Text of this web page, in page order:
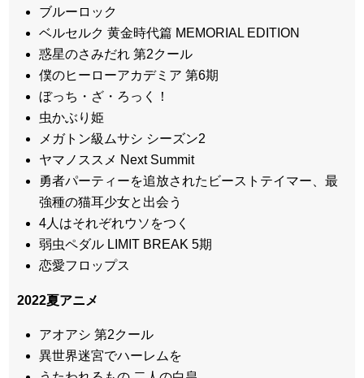
ブルーロック
ベルセルク 黄金時代篇 MEMORIAL EDITION
惑星のさみだれ 第2クール
僕のヒーローアカデミア 第6期
ぼっち・ざ・ろっく！
虫かぶり姫
メガトン級ムサシ シーズン2
ヤマノススメ Next Summit
勇者パーティーを追放されたビーストテイマー、最
強種の猫耳少女と出会う
4人はそれぞれウソをつく
弱虫ペダル LIMIT BREAK 5期
恋愛フロップス
2022夏アニメ
アオアシ 第2クール
異世界迷宮でハーレムを